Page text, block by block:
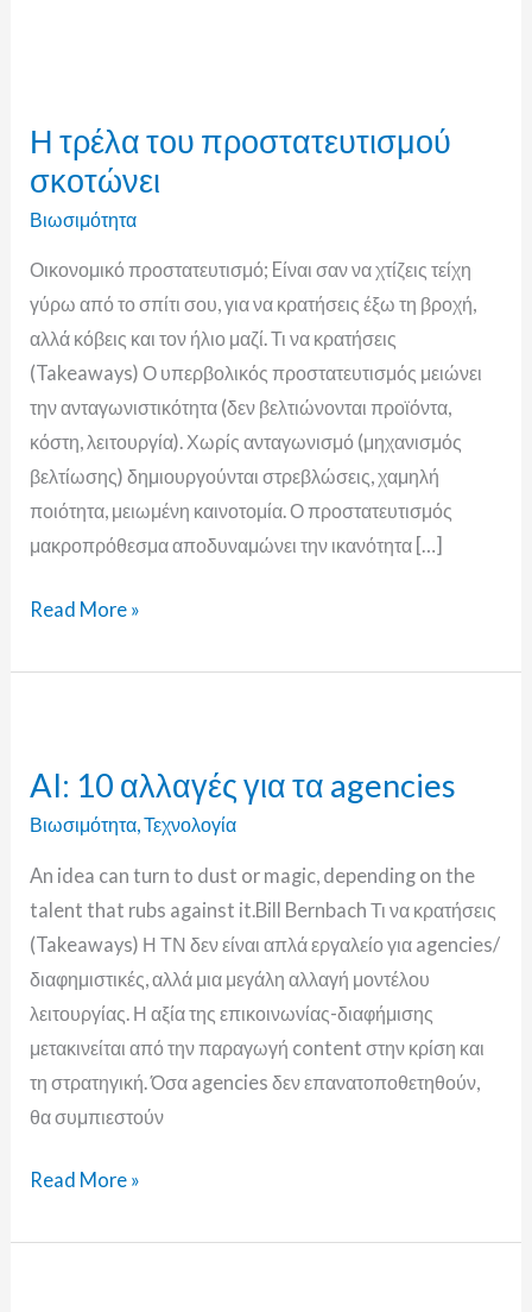
Η τρέλα του προστατευτισμού
σκοτώνει
Βιωσιμότητα
Οικονομικό προστατευτισμό; Eίναι σαν να χτίζεις τείχη
γύρω από το σπίτι σου, για να κρατήσεις έξω τη βροχή,
αλλά κόβεις και τον ήλιο μαζί. Τι να κρατήσεις
(Takeaways) Ο υπερβολικός προστατευτισμός μειώνει
την ανταγωνιστικότητα (δεν βελτιώνονται προϊόντα,
κόστη, λειτουργία). Χωρίς ανταγωνισμό (μηχανισμός
βελτίωσης) δημιουργούνται στρεβλώσεις, χαμηλή
ποιότητα, μειωμένη καινοτομία. Ο προστατευτισμός
μακροπρόθεσμα αποδυναμώνει την ικανότητα […]
του
προστατευτισμού
σκοτώνει
Read More »
AI: 10 αλλαγές για τα agencies
Βιωσιμότητα,Τεχνολογία
An idea can turn to dust or magic, depending on the
talent that rubs against it.Bill Bernbach Τι να κρατήσεις
(Takeaways) Η ΤΝ δεν είναι απλά εργαλείο για agencies/
διαφημιστικές, αλλά μια μεγάλη αλλαγή μοντέλου
λειτουργίας. Η αξία της επικοινωνίας-διαφήμισης
μετακινείται από την παραγωγή content στην κρίση και
τη στρατηγική. Όσα agencies δεν επανατοποθετηθούν,
θα συμπιεστούν
αλλαγές
για
agencies
Read More »